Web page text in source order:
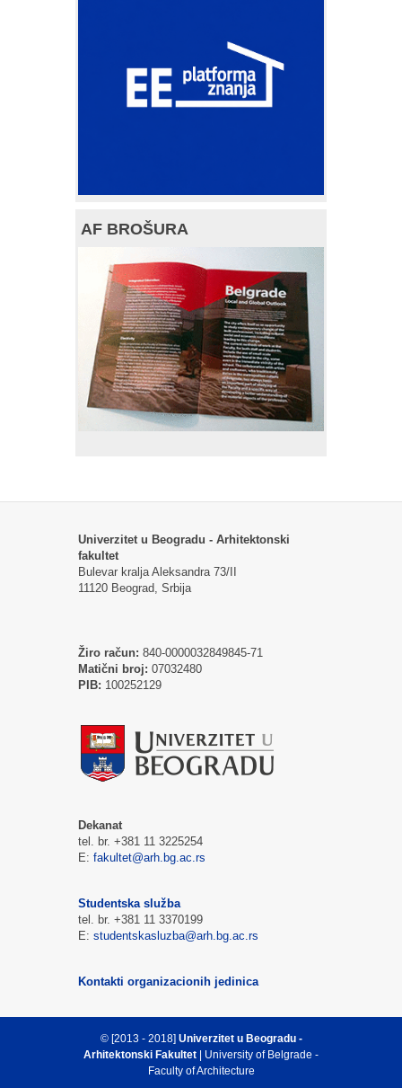
AF BROŠURA
Univerzitet u Beogradu - Arhitektonski
fakultet
Bulevar kralja Aleksandra 73/II
11120 Beograd, Srbija
Žiro račun: 840-0000032849845-71
Matični broj: 07032480
PIB: 100252129
Dekanat
tel. br. +381 11 3225254
E: fakultet@arh.bg.ac.rs
Studentska služba
tel. br. +381 11 3370199
E: studentskasluzba@arh.bg.ac.rs
Kontakti organizacionih jedinica
© [2013 - 2018] Univerzitet u Beogradu -
Arhitektonski Fakultet | University of Belgrade -
Faculty of Architecture